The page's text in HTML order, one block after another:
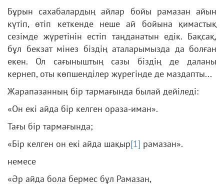
Бұрын сахабалардың айлар бойы рамазан айын
күтіп, өтіп кеткенде неше ай бойына қимастық
сезімде жүретінін естіп таңданатын едік. Бақсақ,
бұл бекзат мінез біздің аталарымызда да болған
екен. Ол сағыныштың сазы біздің де даланы
кернеп, оты көпшенділер жүрегінде де маздапты...
Жарапазанның бір тармағында былай дейіледі:
«Он екі айда бір келген ораза-иман».
Тағы бір тармағында;
«Бір келген он екі айда шақыр[1] рамазан».
немесе
«Әр айда бола бермес бұл Рамазан,